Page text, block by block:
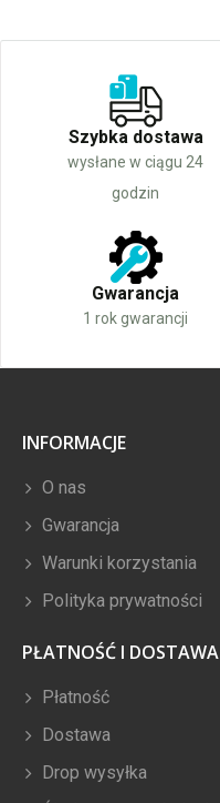
Szybka dostawa
wysłane w ciągu 24
godzin
Gwarancja
1 rok gwarancji
INFORMACJE
O nas
Gwarancja
Warunki korzystania
Polityka prywatności
PŁATNOŚĆ I DOSTAWA
Płatność
Dostawa
Drop wysyłka